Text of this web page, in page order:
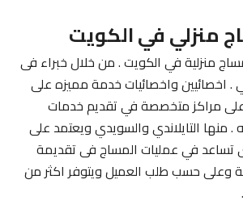
منزلي في الكويت
منزلية في الكويت . من خلال خبراء فى
. اخصائيين واخصائيات خدمة مميزه على
على مراكز متخصصة في تقديم خدمات
. منها التايلاندي والسويدي ويعتمد على
تساعد في عمليات المساج فى تقديمة
وعلى حسب طلب العميل ويتوفر اكثر من